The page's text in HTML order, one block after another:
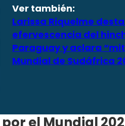
Ver también:
Larissa Riquelme
efervescencia del
Paraguay y aclara
Mundial de Sudáfrica